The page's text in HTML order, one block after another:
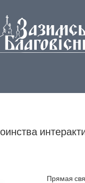
Прямая